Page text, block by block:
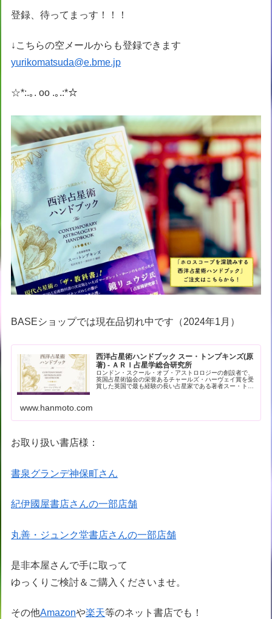
登録、待ってまっす！！！
↓こちらの空メールからも登録できます
yurikomatsuda@e.bme.jp
☆*:.｡. oo .｡.:*☆
BASEショップでは現在品切れ中です（2024年1月）
西洋占星術ハンドブック スー・トンプキンズ(原
著) - ＡＲＩ占星学総合研究所
ロンドン・スクール・オブ・アストロロジーの創設者で、
英国占星術協会の栄誉あるチャールズ・ハーヴェイ賞を受
賞した英国で最も経験の長い占星家である著者スー・トン
www.hanmoto.com
お取り扱い書店様：
書泉グランデ神保町さん
紀伊國屋書店さんの一部店舗
丸善・ジュンク堂書店さんの一部店舗
是非本屋さんで手に取って
ゆっくりご検討＆ご購入くださいませ。
その他Amazonや楽天等のネット書店でも！